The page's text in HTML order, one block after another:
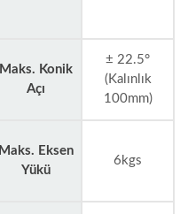
Maks. Konik
Açı
± 22.5°
(Kalınlık
100mm)
Maks. Eksen
Yükü
6kgs